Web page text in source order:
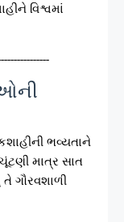
વિશ્વમાં
ભવ્યતાને
માત્ર સાત
તે ગૌરવશાળી